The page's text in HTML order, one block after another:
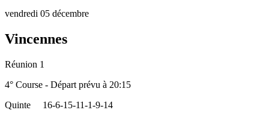
vendredi 05 décembre
Vincennes
Réunion 1
4° Course - Départ prévu à 20:15
Quinte
16-6-15-11-1-9-14